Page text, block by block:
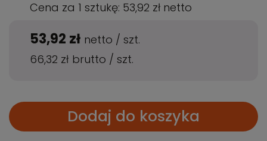
Cena za 1 sztukę: 53,92 zł netto
53,92 zł netto / szt.
66,32 zł brutto / szt.
Dodaj do koszyka